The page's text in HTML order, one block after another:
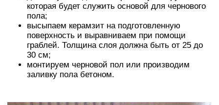
которая будет служить основой для чернового
пола;
высыпаем керамзит на подготовленную
поверхность и выравниваем при помощи
граблей. Толщина слоя должна быть от 25 до
30 см;
монтируем черновой пол или производим
заливку пола бетоном.